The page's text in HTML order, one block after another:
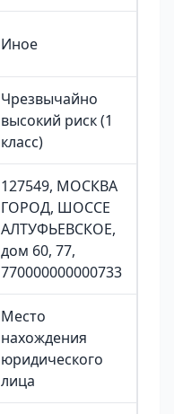
Иное
Чрезвычайно
высокий риск (1
класс)
127549, МОСКВА
ГОРОД, ШОССЕ
АЛТУФЬЕВСКОЕ,
дом 60, 77,
770000000000733
Место
нахождения
юридического
лица